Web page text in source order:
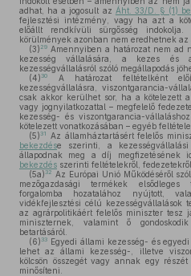
adhat, ha a jogosult az Áht. 33/D. § (1)
fejlesztési intézmény, vagy ha azt a
előállt rendkívüli sürgősség
körülmények azonban nem eredhetnek az
(3) 29 Amennyiben a határozat nem ad
kezesség vállalására, a kezes és
kezességvállalásról szóló megállapodás
(4) 30
A határozat feltételként
kezességvállalásra, viszontgarancia-
csak akkor kerülhet sor, ha a kötelezett
vagy jognyilatkozattal – megfelelő
kezesség- és viszontgarancia-
kötelezett vonatkozásában – egyéb
(5) 31 Az államháztartásért felelős
bekezdése szerinti, a
állapodnak meg a díj megfizetésének
bekezdés szerinti feltételekről,
(5a) 32 Az Európai Unió Működéséről
mezőgazdasági termékek elsődleges
forgalomba hozatalához nyújtott,
vidékfejlesztési célú kezességvállalások
az agrárpolitikáért felelős miniszter tesz
miniszternek, valamint ő
betartásáról.
(6) 33 Egyedi állami kezesség- és
lehet az állami kezesség-, illetve
kölcsön összegét vagy annak egy
minősíteni.